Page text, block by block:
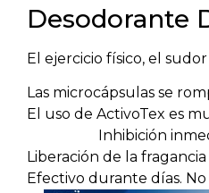
Desodorante
El ejercicio físico, el
Las microcápsulas se
El uso de ActivoTex es
Inhibición
Liberación de la
Efectivo durante días.